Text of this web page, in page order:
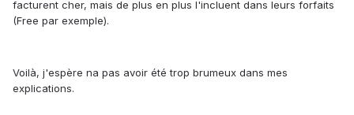
facturent cher, mais de plus en plus l'incluent dans leurs forfaits
(Free par exemple).
Voilà, j'espère na pas avoir été trop brumeux dans mes
explications.